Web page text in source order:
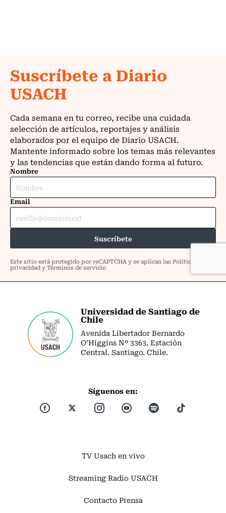
Universidad de Santiago de
Chile
Avenida Libertador Bernardo
O’Higgins Nº 3363. Estación
Central. Santiago. Chile.
Síguenos en:
TV Usach en vivo
Streaming Radio USACH
Contacto Prensa